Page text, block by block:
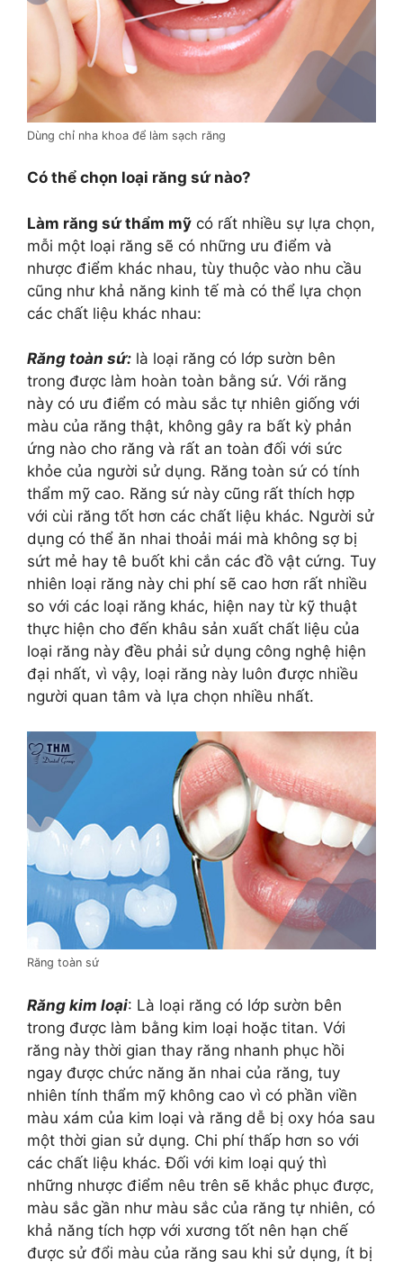
Dùng chỉ nha khoa để làm sạch răng
Có thể chọn loại răng sứ nào?
Làm răng sứ thẩm mỹ có rất nhiều sự lựa chọn,
mỗi một loại răng sẽ có những ưu điểm và
nhược điểm khác nhau, tùy thuộc vào nhu cầu
cũng như khả năng kinh tế mà có thể lựa chọn
các chất liệu khác nhau:
Răng toàn sứ: là loại răng có lớp sườn bên
trong được làm hoàn toàn bằng sứ. Với răng
này có ưu điểm có màu sắc tự nhiên giống với
màu của răng thật, không gây ra bất kỳ phản
ứng nào cho răng và rất an toàn đối với sức
khỏe của người sử dụng. Răng toàn sứ có tính
thẩm mỹ cao. Răng sứ này cũng rất thích hợp
với cùi răng tốt hơn các chất liệu khác. Người sử
dụng có thể ăn nhai thoải mái mà không sợ bị
sứt mẻ hay tê buốt khi cắn các đồ vật cứng. Tuy
nhiên loại răng này chi phí sẽ cao hơn rất nhiều
so với các loại răng khác, hiện nay từ kỹ thuật
thực hiện cho đến khâu sản xuất chất liệu của
loại răng này đều phải sử dụng công nghệ hiện
đại nhất, vì vậy, loại răng này luôn được nhiều
người quan tâm và lựa chọn nhiều nhất.
Răng toàn sứ
Răng kim loại: Là loại răng có lớp sườn bên
trong được làm bằng kim loại hoặc titan. Với
răng này thời gian thay răng nhanh phục hồi
ngay được chức năng ăn nhai của răng, tuy
nhiên tính thẩm mỹ không cao vì có phần viền
màu xám của kim loại và răng dễ bị oxy hóa sau
một thời gian sử dụng. Chi phí thấp hơn so với
các chất liệu khác. Đối với kim loại quý thì
những nhược điểm nêu trên sẽ khắc phục được,
màu sắc gần như màu sắc của răng tự nhiên, có
khả năng tích hợp với xương tốt nên hạn chế
được sử đổi màu của răng sau khi sử dụng, ít bị